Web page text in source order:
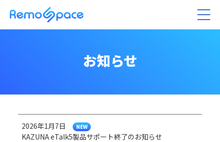
お知らせ
2026年1月7日 NEW
KAZUNA eTalk5製品サポート終了のお知らせ